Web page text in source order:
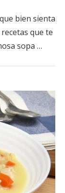
bien sienta
que te
sopa …